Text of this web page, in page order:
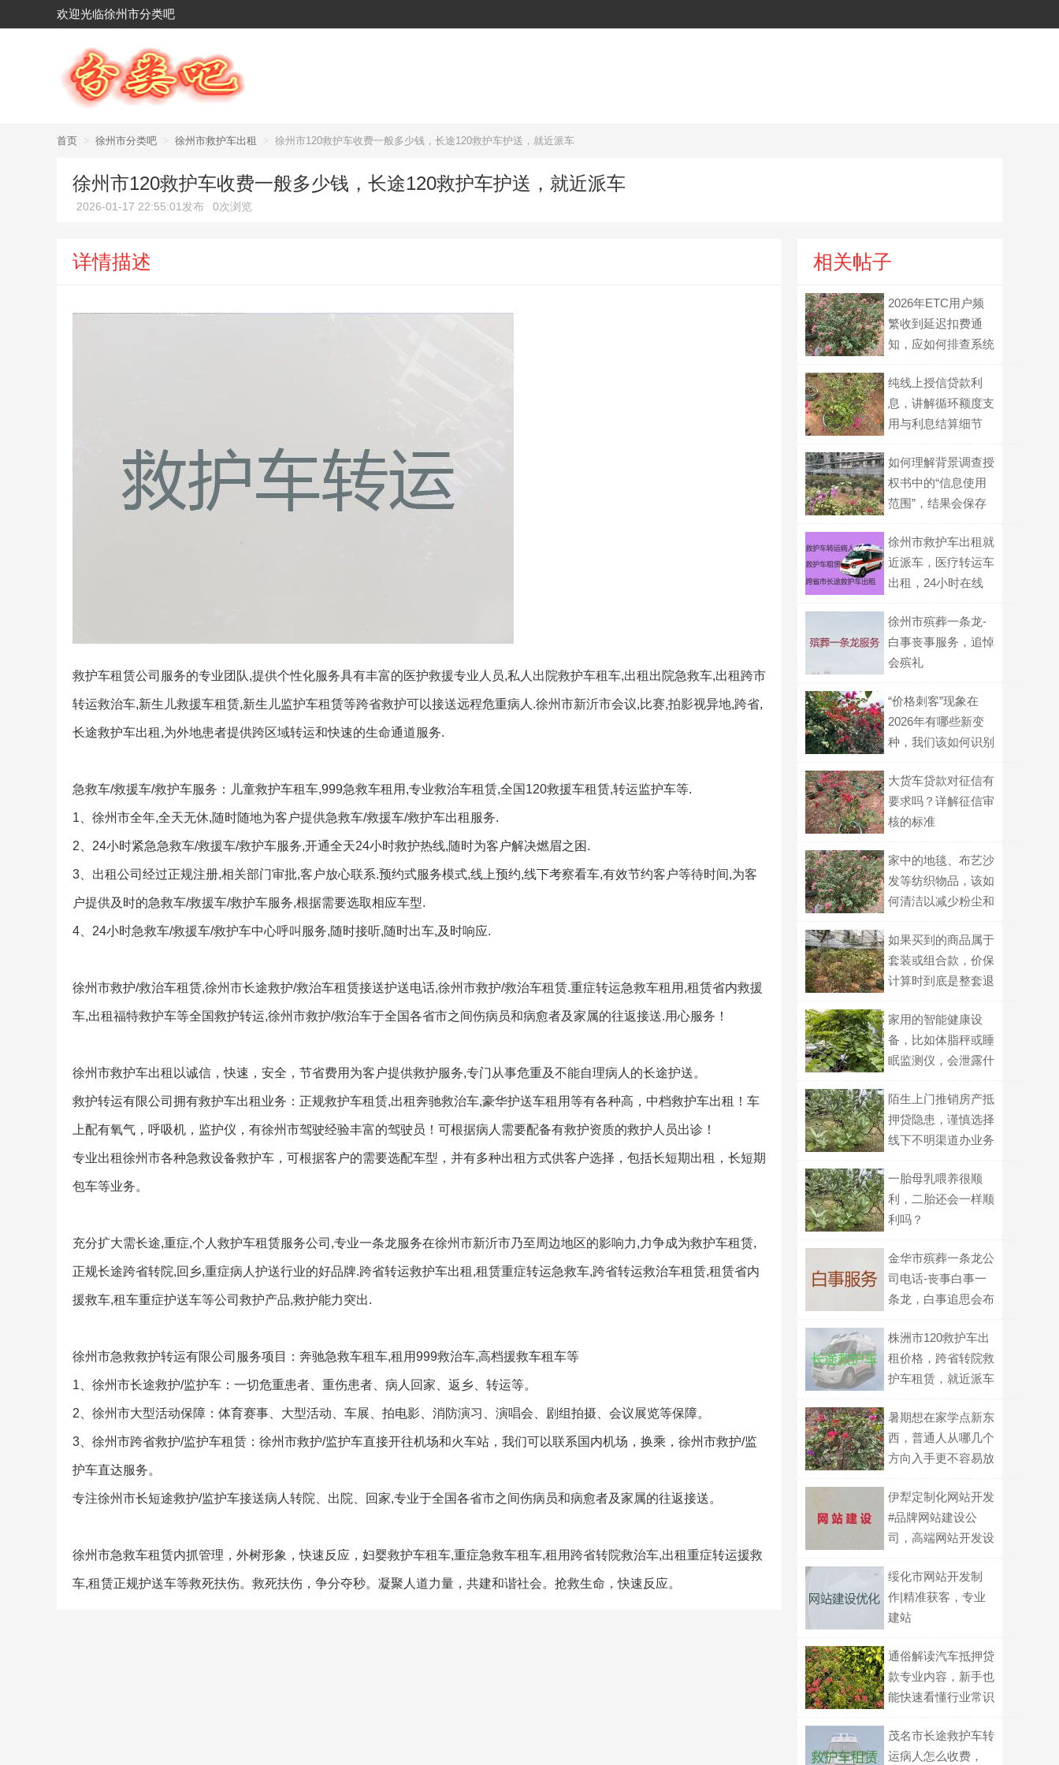
欢迎光临徐州市分类吧
首页 > 徐州市分类吧 > 徐州市救护车出租 > 徐州市120救护车收费一般多少钱，长途120救护车护送，就近派车
徐州市120救护车收费一般多少钱，长途120救护车护送，就近派车
2026-01-17 22:55:01发布 0次浏览
详情描述
救护车租赁公司服务的专业团队,提供个性化服务具有丰富的医护救援专业人员,私人出院救护车租车,出租出院急救车,出租跨市
转运救治车,新生儿救援车租赁,新生儿监护车租赁等跨省救护可以接送远程危重病人.徐州市新沂市会议,比赛,拍影视异地,跨省,
长途救护车出租,为外地患者提供跨区域转运和快速的生命通道服务.
急救车/救援车/救护车服务：儿童救护车租车,999急救车租用,专业救治车租赁,全国120救援车租赁,转运监护车等.
1、徐州市全年,全天无休,随时随地为客户提供急救车/救援车/救护车出租服务.
2、24小时紧急急救车/救援车/救护车服务,开通全天24小时救护热线,随时为客户解决燃眉之困.
3、出租公司经过正规注册,相关部门审批,客户放心联系.预约式服务模式,线上预约,线下考察看车,有效节约客户等待时间,为客
户提供及时的急救车/救援车/救护车服务,根据需要选取相应车型.
4、24小时急救车/救援车/救护车中心呼叫服务,随时接听,随时出车,及时响应.
徐州市救护/救治车租赁,徐州市长途救护/救治车租赁接送护送电话,徐州市救护/救治车租赁.重症转运急救车租用,租赁省内救援
车,出租福特救护车等全国救护转运,徐州市救护/救治车于全国各省市之间伤病员和病愈者及家属的往返接送.用心服务！
徐州市救护车出租以诚信，快速，安全，节省费用为客户提供救护服务,专门从事危重及不能自理病人的长途护送。
救护转运有限公司拥有救护车出租业务：正规救护车租赁,出租奔驰救治车,豪华护送车租用等有各种高，中档救护车出租！车
上配有氧气，呼吸机，监护仪，有徐州市驾驶经验丰富的驾驶员！可根据病人需要配备有救护资质的救护人员出诊！
专业出租徐州市各种急救设备救护车，可根据客户的需要选配车型，并有多种出租方式供客户选择，包括长短期出租，长短期
包车等业务。
充分扩大需长途,重症,个人救护车租赁服务公司,专业一条龙服务在徐州市新沂市乃至周边地区的影响力,力争成为救护车租赁,
正规长途跨省转院,回乡,重症病人护送行业的好品牌.跨省转运救护车出租,租赁重症转运急救车,跨省转运救治车租赁,租赁省内
援救车,租车重症护送车等公司救护产品,救护能力突出.
徐州市急救救护转运有限公司服务项目：奔驰急救车租车,租用999救治车,高档援救车租车等
1、徐州市长途救护/监护车：一切危重患者、重伤患者、病人回家、返乡、转运等。
2、徐州市大型活动保障：体育赛事、大型活动、车展、拍电影、消防演习、演唱会、剧组拍摄、会议展览等保障。
3、徐州市跨省救护/监护车租赁：徐州市救护/监护车直接开往机场和火车站，我们可以联系国内机场，换乘，徐州市救护/监
护车直达服务。
专注徐州市长短途救护/监护车接送病人转院、出院、回家,专业于全国各省市之间伤病员和病愈者及家属的往返接送。
徐州市急救车租赁内抓管理，外树形象，快速反应，妇婴救护车租车,重症急救车租车,租用跨省转院救治车,出租重症转运援救
车,租赁正规护送车等救死扶伤。救死扶伤，争分夺秒。凝聚人道力量，共建和谐社会。抢救生命，快速反应。
相关帖子
2026年ETC用户频
繁收到延迟扣费通
知，应如何排查系统
纯线上授信贷款利
息，讲解循环额度支
用与利息结算细节
如何理解背景调查授
权书中的“信息使用
范围”，结果会保存
徐州市救护车出租就
近派车，医疗转运车
出租，24小时在线
徐州市殡葬一条龙-
白事丧事服务，追悼
会殡礼
“价格刺客”现象在
2026年有哪些新变
种，我们该如何识别
大货车贷款对征信有
要求吗？详解征信审
核的标准
家中的地毯、布艺沙
发等纺织物品，该如
何清洁以减少粉尘和
如果买到的商品属于
套装或组合款，价保
计算时到底是整套退
个比价？
家用的智能健康设
备，比如体脂秤或睡
眠监测仪，会泄露什
陌生上门推销房产抵
押贷隐患，谨慎选择
线下不明渠道办业务
一胎母乳喂养很顺
利，二胎还会一样顺
利吗？
金华市殡葬一条龙公
司电话-丧事白事一
条龙，白事追思会布
株洲市120救护车出
租价格，跨省转院救
护车租赁，就近派车
暑期想在家学点新东
西，普通人从哪几个
方向入手更不容易放
伊犁定制化网站开发
#品牌网站建设公
司，高端网站开发设
绥化市网站开发制
作|精准获客，专业
建站
通俗解读汽车抵押贷
款专业内容，新手也
能快速看懂行业常识
茂名市长途救护车转
运病人怎么收费，